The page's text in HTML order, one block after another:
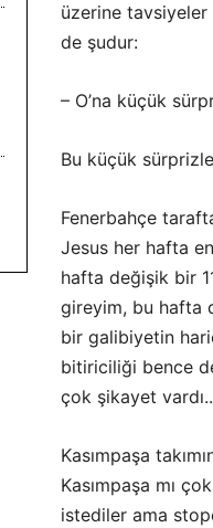
üzerine
de şudur:
– O’na küçük
Bu küçük
Fenerbahçe
Jesus her hafta
hafta değişik bir
gireyim, bu hafta
bir galibiyetin
bitiriciliği bence
çok şikayet vardı..
Kasımpaşa
Kasımpaşa mı
istediler ama